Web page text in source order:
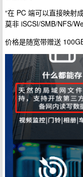
“在 PC 端可以直接映射
莫非 iSCSI/SMB/NFS/
价格是随宽带赠送